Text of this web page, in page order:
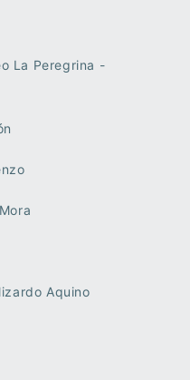
La Peregrina -
Aquino